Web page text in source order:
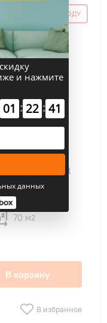
ПО ПРОМОКОДУ
A-WS30 Basel
70 м2
В корзину
В избранное
и нажмите
01 : 22 : 40
данных